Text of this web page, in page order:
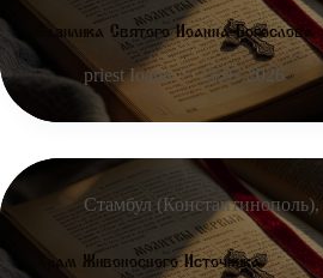
Базилика Святого Иоанна Богослова
priest Ioann 13.07.2026
Стамбул (Константинополь),
Храм Живоносного Источника